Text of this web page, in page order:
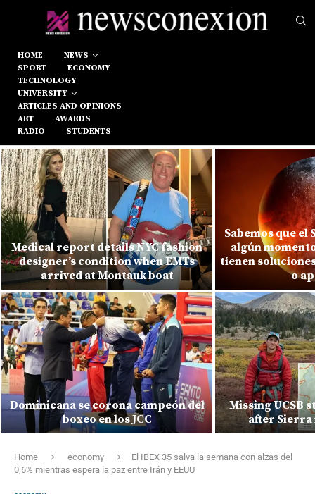
HOME
NEWS
SPORT
ECONOMY
TECHNOLOGY
UNIVERSITY
ARTICLES AND OPINIONS
ART
AWARDS
RADIO
STUDENTS
Medical report details NYC fashion
designer’s condition when EMTs
arrived at Montauk boat
Dominicana se corona campeón del
boxeo en los JCC
Sabemos que el
algún
tienen
o
Missing UCSB
after Sierra
Home economy
El IBEX 35 salva la semana con alzas del
0,6% mientras espera la paz entre Irán y EEUU